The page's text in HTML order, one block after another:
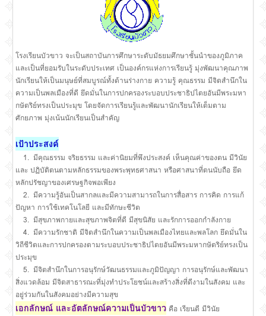
โรงเรียนบัวขาว จะเป็นสถาบันการศึกษาระดับมัธยมศึกษาชั้นนำของภูมิภาค
และเป็นที่ยอมรับในระดับประเทศ เป็นองค์กรแห่งการเรียนรู้ มุ่งพัฒนาคุณภาพ
นักเรียนให้เป็นมนุษย์ที่สมบูรณ์ทั้งด้านร่างกาย ความรู้ คุณธรรม มีจิตสำนึกใน
ความเป็นพลเมืองที่ดี ยึดมั่นในการปกครองระบอบประชาธิปไตยอันมีพระมหา
กษัตริย์ทรงเป็นประมุข โดยจัดการเรียนรู้และพัฒนานักเรียนให้เต็มตาม
ศักยภาพ มุ่งเน้นนักเรียนเป็นสำคัญ
เป้าประสงค์
1. มีคุณธรรม จริยธรรม และค่านิยมที่พึงประสงค์ เห็นคุณค่าของตน มีวินัย
และ ปฏิบัติตนตามหลักธรรมของพระพุทธศาสนา หรือศาสนาที่ตนนับถือ ยึด
หลักปรัชญาของเศรษฐกิจพอเพียง
2. มีความรู้อันเป็นสากลและมีความสามารถในการสื่อสาร การคิด การแก้
ปัญหา การใช้เทคโนโลยี และมีทักษะชีวิต
3. มีสุขภาพกายและสุขภาพจิตที่ดี มีสุขนิสัย และรักการออกกำลังกาย
4. มีความรักชาติ มีจิตสำนึกในความเป็นพลเมืองไทยและพลโลก ยึดมั่นใน
วิถีชีวิตและการปกครองตามระบอบประชาธิปไตยอันมีพระมหากษัตริย์ทรงเป็น
ประมุข
5. มีจิตสำนึกในการอนุรักษ์วัฒนธรรมและภูมิปัญญา การอนุรักษ์และพัฒนา
สิ่งแวดล้อม มีจิตสาธารณะที่มุ่งทำประโยชน์และสร้างสิ่งที่ดีงามในสังคม และ
อยู่ร่วมกันในสังคมอย่างมีความสุข
เอกลักษณ์ และอัตลักษณ์ความเป็นบัวขาว คือ เรียนดี มีวินัย